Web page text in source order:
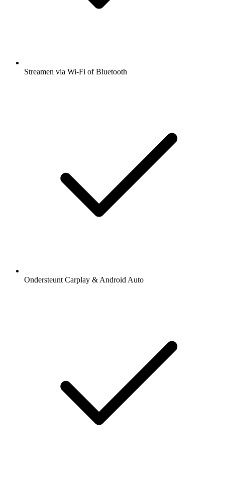
Streamen via Wi-Fi of Bluetooth
Ondersteunt Carplay & Android Auto